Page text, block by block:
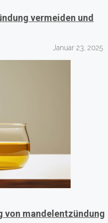
vermeiden und
Januar 23, 2025
von mandelentzündung